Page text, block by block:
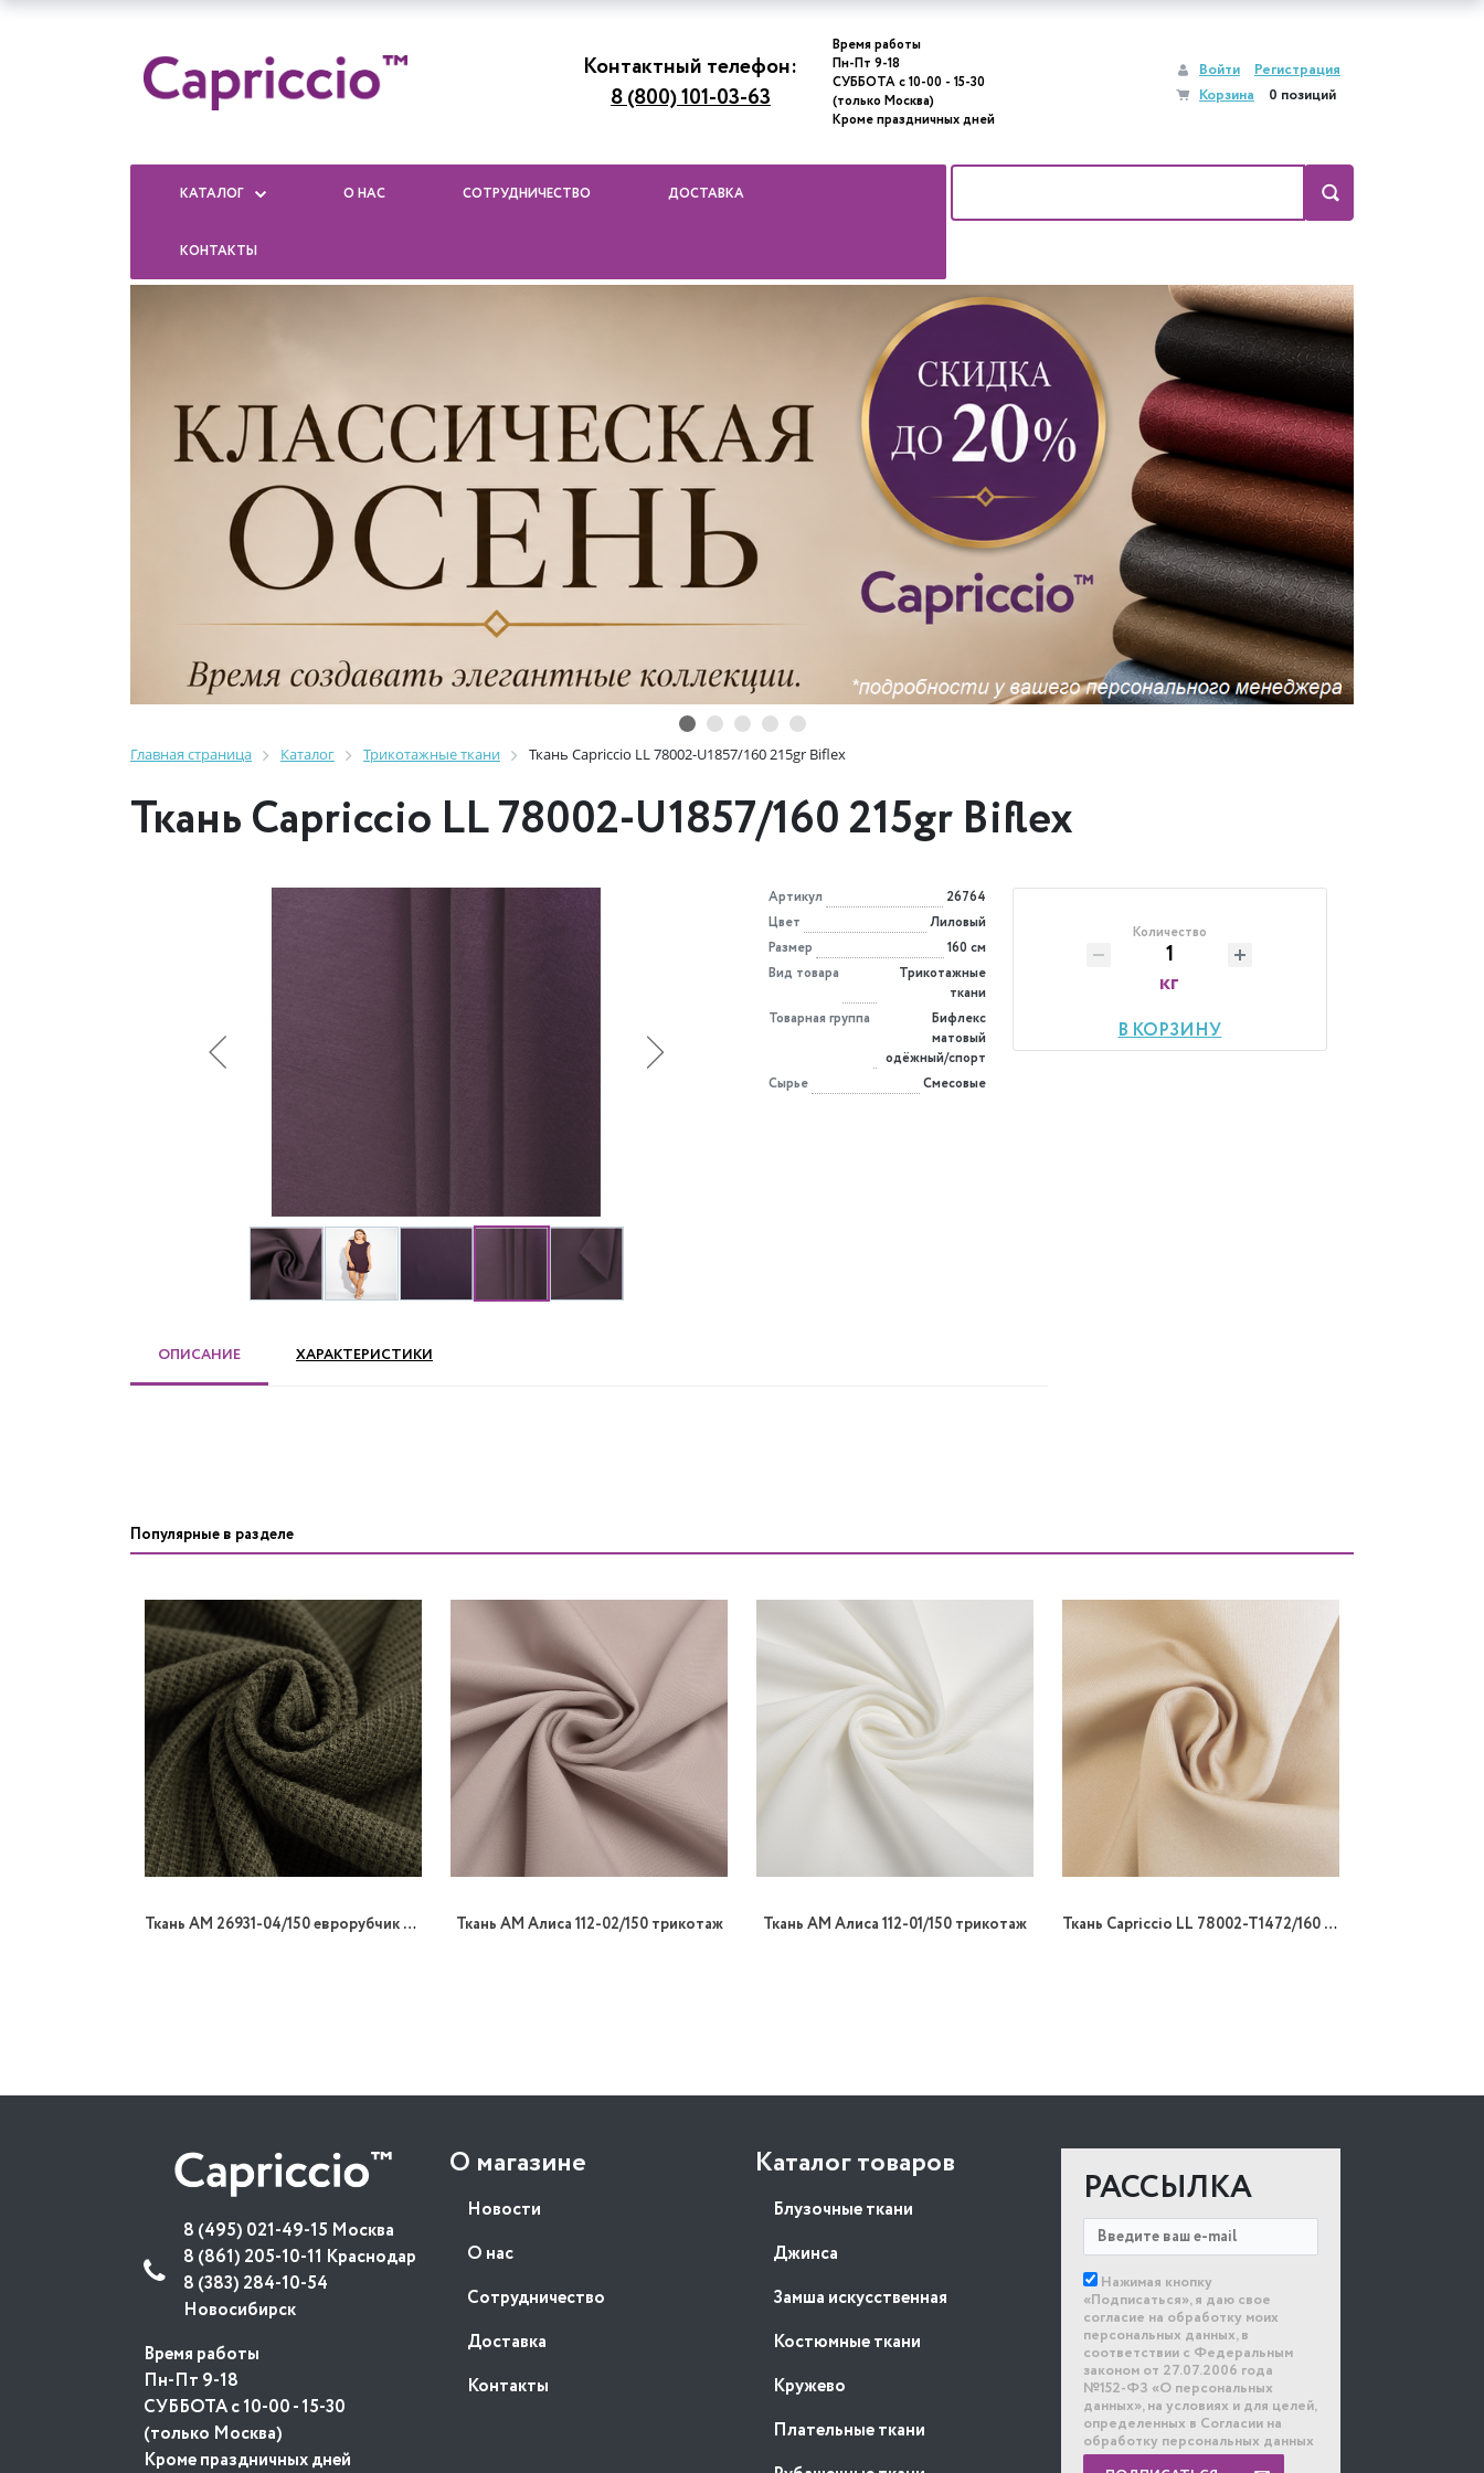
Войти
Регистрация
Корзина
0 позиций
Контактный телефон:
8 (800) 101-03-63
Время работы
Пн-Пт 9-18
СУББОТА с 10-00 - 15-30
(только Москва)
Кроме праздничных дней
КАТАЛОГ О НАС СОТРУДНИЧЕСТВО ДОСТАВКА
КОНТАКТЫ
Главная страница Каталог Трикотажные ткани Ткань Capriccio LL 78002-U1857/160 215gr Biflex
Ткань Capriccio LL 78002-U1857/160 215gr Biflex
Артикул
26764
Цвет
Лиловый
Размер
160 см
Вид товара
Трикотажные
ткани
Товарная группа
Бифлекс
матовый
одёжный/спорт
Сырье
Смесовые
Количество
кг
В КОРЗИНУ
ОПИСАНИЕ ХАРАКТЕРИСТИКИ
Популярные в разделе
Ткань AM 26931-04/150 еврорубчик вязанный Ткань AM Алиса 112-02/150 трикотаж Ткань AM Алиса 112-01/150 трикотаж Ткань Capriccio LL 78002-T1472/160 215gr Biflex
О магазине
Новости
О нас
Сотрудничество
Доставка
Контакты
Каталог товаров
Блузочные ткани
Джинса
Замша искусственная
Костюмные ткани
Кружево
Плательные ткани
РАССЫЛКА
Нажимая кнопку
«Подписаться», я даю свое
согласие на обработку моих
персональных данных, в
соответствии с Федеральным
законом от 27.07.2006 года
№152-ФЗ «О персональных
данных», на условиях и для целей,
определенных в Согласии на
обработку персональных данных
8 (495) 021-49-15 Москва
8 (861) 205-10-11 Краснодар
8 (383) 284-10-54
Новосибирск
Время работы
Пн-Пт 9-18
СУББОТА с 10-00 - 15-30
(только Москва)
Кроме праздничных дней